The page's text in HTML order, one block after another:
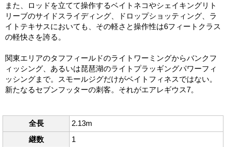
また、ロッドを立てて操作するベイトネコやシェイキングリト
リーブのサイドスライディング、ドロップショッティング、ラ
イトテキサスにおいても、その軽さと操作性は6フィートクラス
の軽快さを誇る。
関東エリアのタフフィールドのライトワーミングからバンクフ
ィッシング、あるいは琵琶湖のライトプラッギングパワーフィ
ッシングまで。スモールジグだけがベイトフィネスではない。
新たなるセブンフッターの刺客。それがエアレギウス7。
全長
2.13m
継数
1